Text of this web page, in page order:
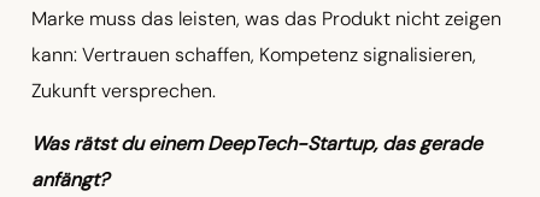
Marke muss das leisten, was das Produkt nicht zeigen
kann: Vertrauen schaffen, Kompetenz signalisieren,
Zukunft versprechen.
Was rätst du einem DeepTech-Startup, das gerade
anfängt?